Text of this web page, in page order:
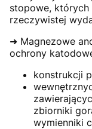
stopowe, których
rzeczywistej
➜ Magnezowe
ochrony
konstrukcji
zbiorniki
wymienniki